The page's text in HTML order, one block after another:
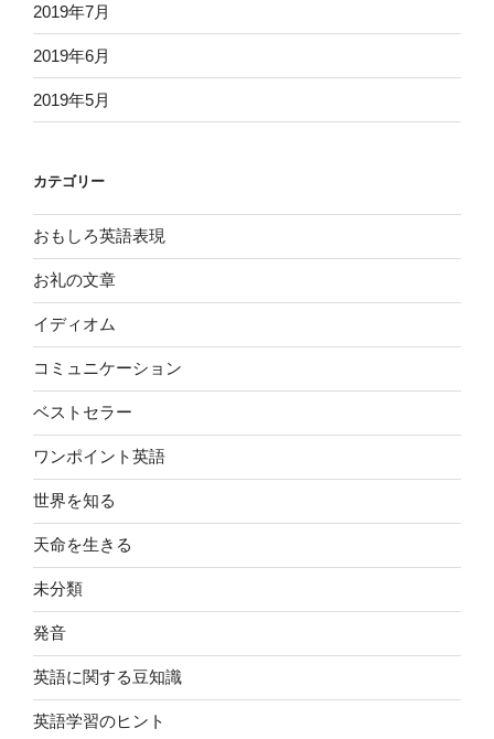
2019年7月
2019年6月
2019年5月
カテゴリー
おもしろ英語表現
お礼の文章
イディオム
コミュニケーション
ベストセラー
ワンポイント英語
世界を知る
天命を生きる
未分類
発音
英語に関する豆知識
英語学習のヒント